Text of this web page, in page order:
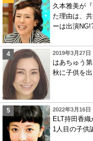
久本雅美が
た理由は、
ーは出演
2019年3月27日
はあちゅう
秋に子供を
2022年3月16日
ELT持田香
1人目の子供